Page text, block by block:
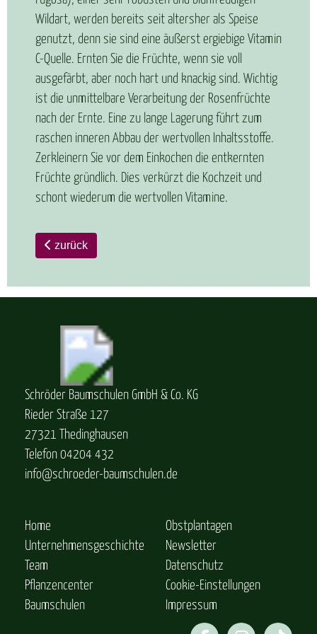
Wildart, werden bereits seit altersher als Speise
genutzt, denn sie sind eine äußerst ergiebige Vitamin
C-Quelle. Ernten Sie die Früchte, wenn sie voll
ausgefärbt, aber noch hart und knackig sind. Wichtig
ist die unmittelbare Verarbeitung der Rosenfrüchte
nach der Ernte. Eine zu lange Lagerung führt zum
raschen inneren Abbau der wertvollen Inhaltsstoffe.
Zerkleinern Sie vor dem Einkochen die entkernten
Früchte gründlich. Dies verkürzt die Kochzeit und
schont wiederum die wertvollen Vitamine.
zurück
Schröder Baumschulen GmbH & Co. KG
Rieder Straße 127
27321 Thedinghausen
Telefon 04204 432
info@schroeder-baumschulen.de
Home
Unternehmensgeschichte
Team
Pflanzencenter
Baumschulen
Obstplantagen
Newsletter
Datenschutz
Cookie-Einstellungen
Impressum